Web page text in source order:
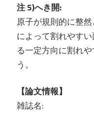
注 5)へき開:
原子が規則的に整
によって割れやす
る一定方向に割れ
う。
【論文情報】
雑誌名: